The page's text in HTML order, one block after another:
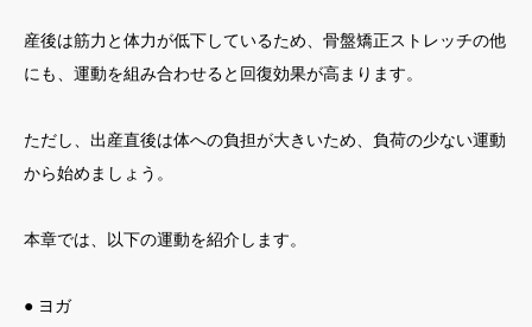
産後は筋力と体力が低下しているため、骨盤矯正ストレッチの他
にも、運動を組み合わせると回復効果が高まります。
ただし、出産直後は体への負担が大きいため、負荷の少ない運動
から始めましょう。
本章では、以下の運動を紹介します。
● ヨガ